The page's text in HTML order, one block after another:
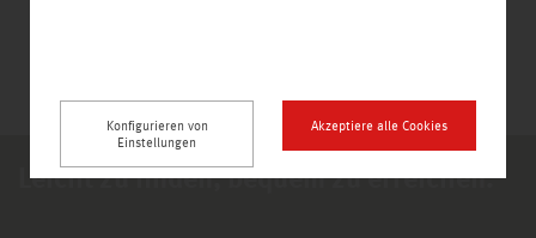
Leicht zu finden, bequem zu erreichen.
Konfigurieren von
Einstellungen
Akzeptiere alle Cookies